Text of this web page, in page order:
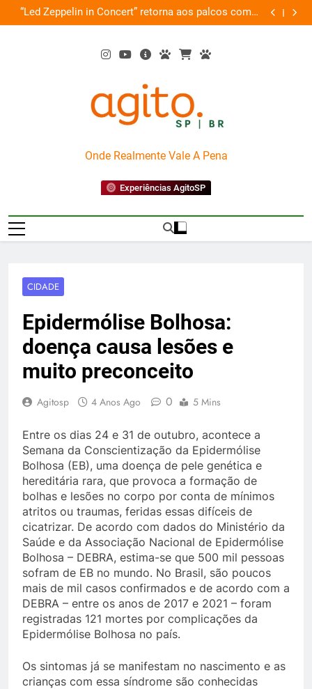
Skip
to
“Led Zeppelin in Concert” retorna aos palcos com a
Nova Orquestra
Cobasi
AgitoSP
Onde Realmente Vale A Pena
Experiências AgitoSP
CIDADE
Epidermólise Bolhosa:
doença causa lesões e
muito preconceito
Agitosp 4 Anos Ago 0 5 Mins
Entre os dias 24 e 31 de outubro, acontece a
Semana da Conscientização da Epidermólise
Bolhosa (EB), uma doença de pele genética e
hereditária rara, que provoca a formação de
bolhas e lesões no corpo por conta de mínimos
atritos ou traumas, feridas essas difíceis de
cicatrizar. De acordo com dados do Ministério da
Saúde e da Associação Nacional de Epidermólise
Bolhosa – DEBRA, estima-se que 500 mil pessoas
sofram de EB no mundo. No Brasil, são poucos
mais de mil casos confirmados e de acordo com a
DEBRA – entre os anos de 2017 e 2021 – foram
registradas 121 mortes por complicações da
Epidermólise Bolhosa no país.
Os sintomas já se manifestam no nascimento e as
crianças com essa síndrome são conhecidas